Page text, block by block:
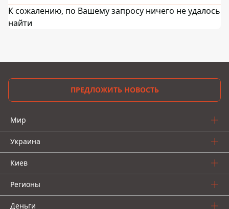
К сожалению, по Вашему запросу ничего не удалось
найти
ПРЕДЛОЖИТЬ НОВОСТЬ
Мир
Украина
Киев
Регионы
Деньги